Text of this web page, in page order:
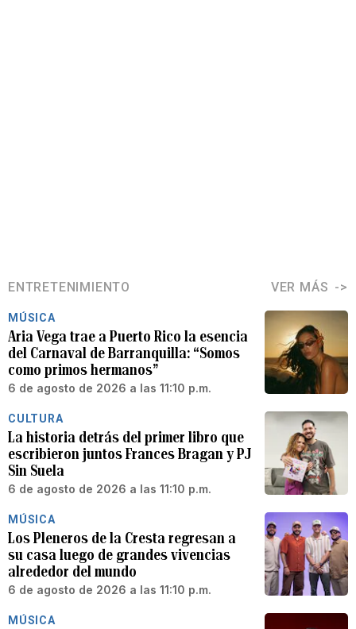
ENTRETENIMIENTO VER MÁS
MÚSICA
Aria Vega trae a Puerto Rico la esencia
del Carnaval de Barranquilla: “Somos
como primos hermanos”
6 de agosto de 2026 a las 11:10 p.m.
CULTURA
La historia detrás del primer libro que
escribieron juntos Frances Bragan y PJ
Sin Suela
6 de agosto de 2026 a las 11:10 p.m.
MÚSICA
Los Pleneros de la Cresta regresan a
su casa luego de grandes vivencias
alrededor del mundo
6 de agosto de 2026 a las 11:10 p.m.
MÚSICA